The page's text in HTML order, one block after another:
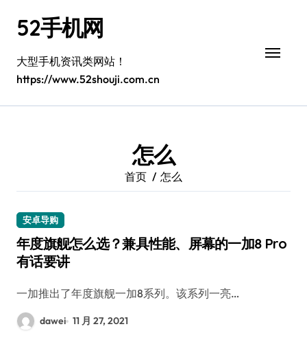
52手机网
大型手机资讯类网站！
https://www.52shouji.com.cn
怎么
首页 怎么
安卓导购
年度旗舰怎么选？兼具性能、屏幕的一加8 Pro
有话要讲
一加推出了年度旗舰一加8系列。该系列一亮…
dawei 11 月 27, 2021